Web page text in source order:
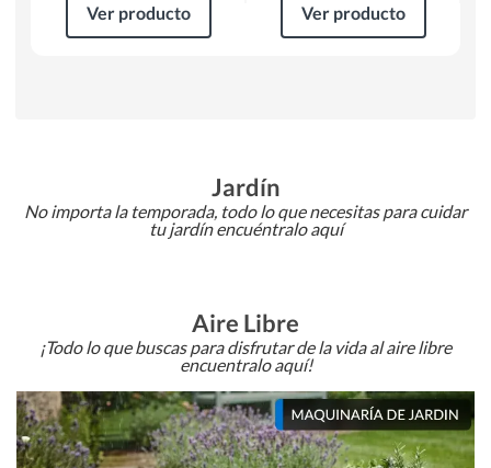
Ver producto Ver producto
Jardín
No importa la temporada, todo lo que necesitas para cuidar
tu jardín encuéntralo aquí
Aire Libre
¡Todo lo que buscas para disfrutar de la vida al aire libre
encuentralo aquí!